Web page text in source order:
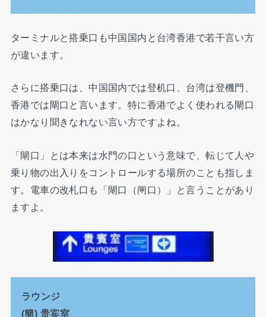
ターミナルと搭乗口も中国国内と台湾香港で若干言い方
が違います。
さらに搭乗口は、中国国内では登机口、台湾は登機門、
香港では閘口と言います。特に香港でよく使われる閘口
はかなり聞きなれない言い方ですよね。
「閘口」とは本来は水門の口という意味で、転じて人や
乗り物の出入りをコントロールする場所のことも指しま
す。電車の改札口も「閘口（闸口）」と言うことがあり
ますよ。
ラウンジ
(簡) 贵宾室